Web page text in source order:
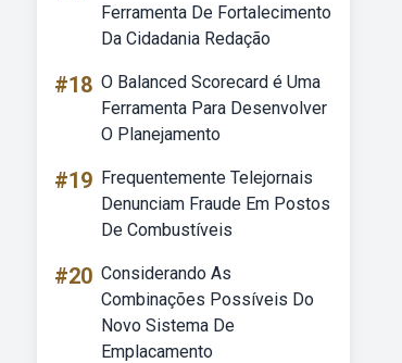
Ferramenta De Fortalecimento
Da Cidadania Redação
#18 O Balanced Scorecard é Uma
Ferramenta Para Desenvolver
O Planejamento
#19 Frequentemente Telejornais
Denunciam Fraude Em Postos
De Combustíveis
#20 Considerando As
Combinações Possíveis Do
Novo Sistema De
Emplacamento